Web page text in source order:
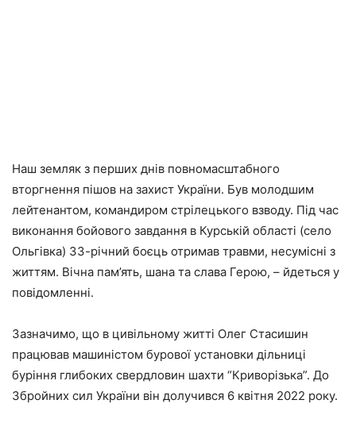
Наш земляк з перших днів повномасштабного
вторгнення пішов на захист України. Був молодшим
лейтенантом, командиром стрілецького взводу. Під час
виконання бойового завдання в Курській області (село
Ольгівка) 33-річний боєць отримав травми, несумісні з
життям. Вічна пам’ять, шана та слава Герою, – йдеться у
повідомленні.
Зазначимо, що в цивільному житті Олег Стасишин
працював машиністом бурової установки дільниці
буріння глибоких свердловин шахти “Криворізька”. До
Збройних сил України він долучився 6 квітня 2022 року.